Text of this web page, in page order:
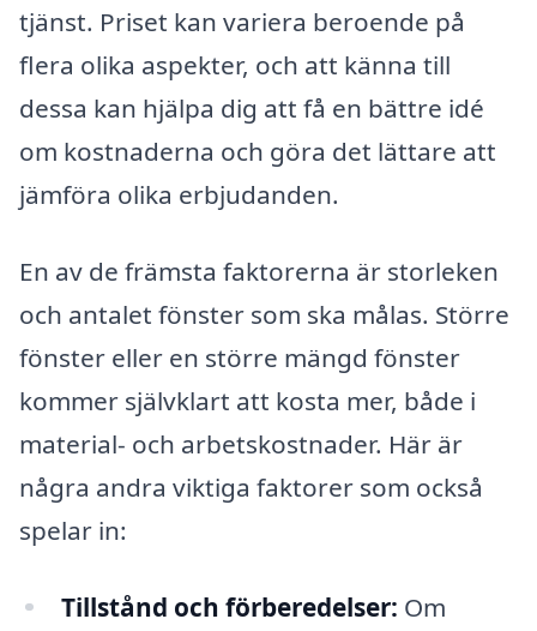
tjänst. Priset kan variera beroende på
flera olika aspekter, och att känna till
dessa kan hjälpa dig att få en bättre idé
om kostnaderna och göra det lättare att
jämföra olika erbjudanden.
En av de främsta faktorerna är storleken
och antalet fönster som ska målas. Större
fönster eller en större mängd fönster
kommer självklart att kosta mer, både i
material- och arbetskostnader. Här är
några andra viktiga faktorer som också
spelar in:
Tillstånd och förberedelser: Om